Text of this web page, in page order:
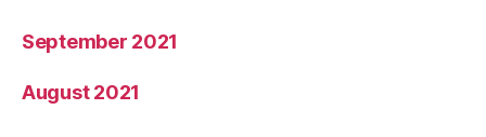
September 2021
August 2021